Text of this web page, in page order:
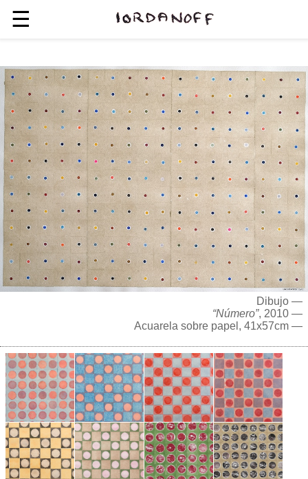
☰
Dibujo —
“Número”, 2010 —
Acuarela sobre papel, 41x57cm —